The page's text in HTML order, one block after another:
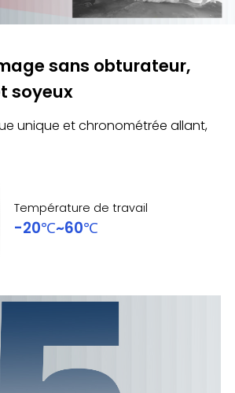
sans obturateur,
soyeux
unique et chronométrée allant,
Température de travail
-20℃~60℃